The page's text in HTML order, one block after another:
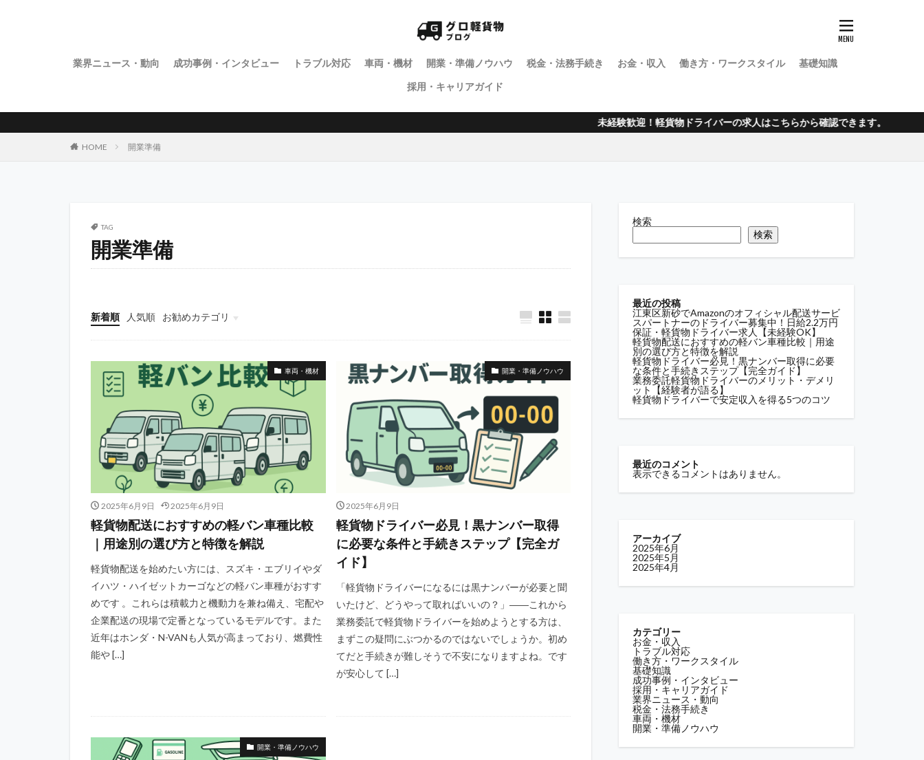
業界ニュース・動向 成功事例・インタビュー トラブル対応 車両・機材 開業・準備ノウハウ 税金・法務手続き お金・収入 働き方・ワークスタイル
基礎知識
採用・キャリアガイド
未経験歓迎！軽貨物ドライバーの求人はこちらから確認できます。
HOME 開業準備
TAG
開業準備
新着順 人気順
お勧めカテゴリ
働き方・ワークスタイル
税金・法務手続き
開業・準備ノウハウ
車両・機材
2025年6月9日 2025年6月9日
軽貨物配送におすすめの軽バン車種比較
｜用途別の選び方と特徴を解説
軽貨物配送を始めたい方には、スズキ・エブリイやダ
イハツ・ハイゼットカーゴなどの軽バン車種がおすす
めです 。これらは積載力と機動力を兼ね備え、宅配や
企業配送の現場で定番となっているモデルです。また
近年はホンダ・N-VANも人気が高まっており、燃費性
能や […]
開業・準備ノウハウ
2025年6月9日
軽貨物ドライバー必見！黒ナンバー取得
に必要な条件と手続きステップ【完全ガ
イド】
「軽貨物ドライバーになるには黒ナンバーが必要と聞
いたけど、どうやって取ればいいの？」――これから
業務委託で軽貨物ドライバーを始めようとする方は、
まずこの疑問にぶつかるのではないでしょうか。初め
てだと手続きが難しそうで不安になりますよね。です
が安心して […]
開業・準備ノウハウ
検索
検索
最近の投稿
江東区新砂でAmazonのオフィシャル配送サービ
スパートナーのドライバー募集中！日給2.2万円
保証・軽貨物ドライバー求人【未経験OK】
軽貨物配送におすすめの軽バン車種比較｜用途
別の選び方と特徴を解説
軽貨物ドライバー必見！黒ナンバー取得に必要
な条件と手続きステップ【完全ガイド】
業務委託軽貨物ドライバーのメリット・デメリ
ット【経験者が語る】
軽貨物ドライバーで安定収入を得る5つのコツ
最近のコメント
表示できるコメントはありません。
アーカイブ
2025年6月
2025年5月
2025年4月
カテゴリー
お金・収入
トラブル対応
働き方・ワークスタイル
基礎知識
成功事例・インタビュー
採用・キャリアガイド
業界ニュース・動向
税金・法務手続き
車両・機材
開業・準備ノウハウ